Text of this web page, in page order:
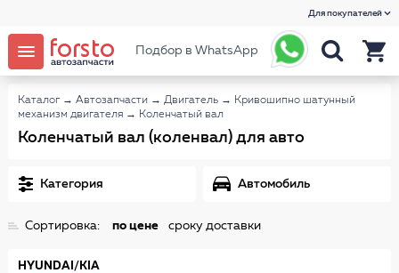
Для покупателей
Подбор в WhatsApp
Каталог → Автозапчасти → Двигатель → Кривошипно шатунный
механизм двигателя → Коленчатый вал
Коленчатый вал (коленвал) для авто
Категория Автомобиль
Сортировка: по цене сроку доставки
HYUNDAI/KIA